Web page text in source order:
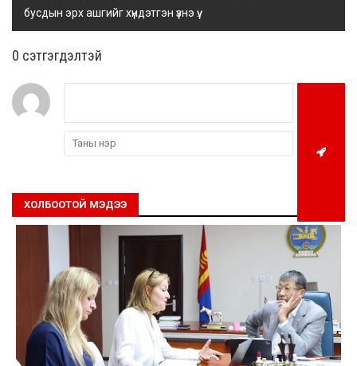
бусдын эрх ашгийг хүндэтгэн үзнэ үү.
0 cэтгэгдэлтэй
ХОЛБООТОЙ МЭДЭЭ